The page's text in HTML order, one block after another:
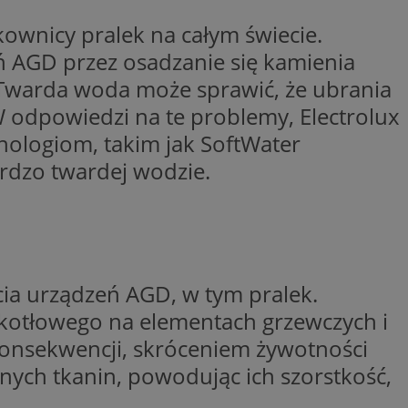
pralek na całym świecie.
przez osadzanie się kamienia
woda może sprawić, że ubrania
odpowiedzi na te problemy, Electrolux
takim jak SoftWater
twardej wodzie.
urządzeń AGD, w tym pralek.
na elementach grzewczych i
skróceniem żywotności
tkanin, powodując ich szorstkość,
w celu
strony
przez
Microsoft
do
dla
określone
skuteczności, a
for
reklam w
firmę
Można to
firmy Microsoft.
w wielu różnych
sposób
oraz
zobaczyć
(którego
przeglądarka
produktów
rzeczywistym od
używamy do